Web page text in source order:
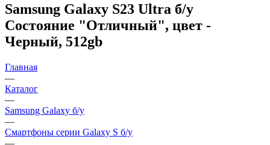
Samsung Galaxy S23 Ultra б/у
Состояние "Отличный", цвет -
Черный, 512gb
Главная
—
Каталог
—
Samsung Galaxy б/у
—
Смартфоны серии Galaxy S б/у
—